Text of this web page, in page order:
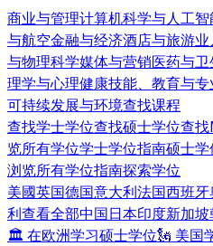
商业与管理计算机科学与人工智
与航空金融与经济酒店与旅游业
与物理科学媒体与营销医药与
理学与心理健康技能、教育与专
可持续发展与环境查找课程
查找学士学位查找硕士学位查
览所有学位学士学位指南硕士
浏览所有学位指南探索学位
美國英国德国意大利法国西班牙
利查看全部中国日本印度新加坡
🏛 在欧洲学习硕士学位🗽 美国